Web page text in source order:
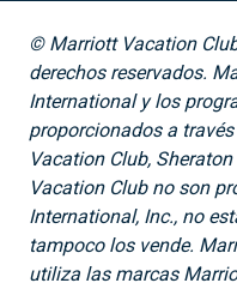
© Marriott Vacation
derechos reservados.
International y los
proporcionados a
Vacation Club,
Vacation Club no son
International, Inc., no
tampoco los vende.
utiliza las marcas